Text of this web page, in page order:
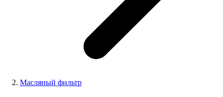
Масляный фильтр